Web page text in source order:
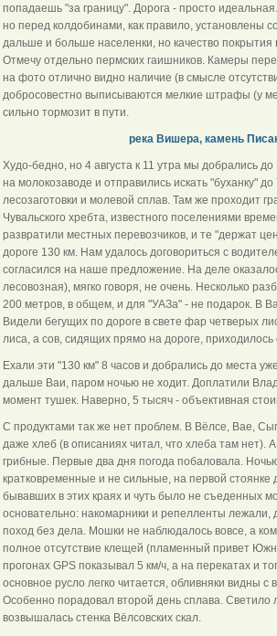
попадаешь "за границу". Дорога - просто
но перед колдобинами, как правило, установлены
дальше и больше населенки, но качество покрытия
Отмечу отдельно пермских гаишников. Камеры
на фото отлично видно наличие (в смысле
добросовестно выписываются мелкие штрафы (у
сильно тормозит в пути.
река Вишера, камень
Худо-бедно, но 4 августа к 11 утра мы добрались
на молокозаводе и отправились искать "буханку"
лесозаготовки и молевой сплав. Там же проходит
Чувальского хребта, известного поселениями
развратили местных перевозчиков, и те "держат
дороге 130 км. Нам удалось договориться с
согласился на наше предложение. На деле
лесовозная), мягко говоря, не очень. Несколько
200 метров, в общем, и для "УАЗа" - не подарок. В
Видели бегущих по дороге в свете фар четверых
лиса, а сов, сидящих прямо на дороге,
Ехали эти "130 км" 8 часов и добрались до места
дальше Ваи, паром ночью не ходит. Доплатили
момент тушек. Наверно, 5 тысяч - объективная
С продуктами так же нет проблем. В Вёлсе, Вае,
даже хлеб (в описаниях читал, что хлеба там нет).
грибные. Первые два дня погода побаловала.
кратковременные и не сильные, на первой
бывавших в этих краях и чуть было не съеденных
основательно: накомарники и репелленты
поход без дела. Мошки не наблюдалось вовсе, а
полное отсутствие клещей (пламенный привет
прогонах GPS показывал 5 км/ч, а на перекатах и
основное русло легко читается, обливняки видны
Особенно порадовал второй день сплава.
возвышалась стенка Вёлсовских скал.